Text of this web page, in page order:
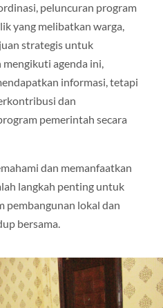
peluncuran program
yang melibatkan warga,
strategis untuk
mengikuti agenda ini,
informasi, tetapi
dan
pemerintah secara
dan memanfaatkan
langkah penting untuk
pembangunan lokal dan
bersama.